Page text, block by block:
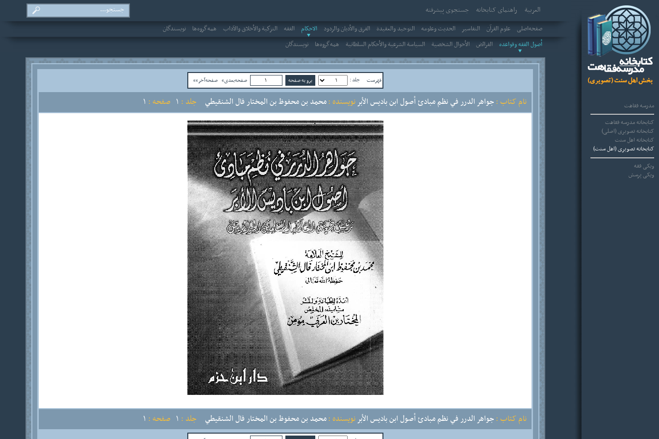
مدرسه فقاهت
کتابخانه مدرسه فقاهت
کتابخانه تصویری (اصلی)
کتابخانه اهل سنت
کتابخانه تصویری (اهل سنت)
ویکی فقه
ویکی پرسش
العربیة راهنمای کتابخانه
جستجوی پیشرفته
صفحه‌اصلی علوم القرآن التفاسير الحديث وعلومه التوحيد والعقيدة الفرق والأديان والردود الاحکام الفقه التزكية والأخلاق والآداب همه‌گروه‌ها
نویسندگان
أصول الفقه وقواعده الفرائض الأحوال الشخصية السياسة الشرعية والأحكام السلطانية همه‌گروه‌ها نویسندگان
فهرست جلد : صفحه‌بعدی» صفحه‌آخر»»
نام کتاب :جواهر الدرر في نظم مبادئ أصول ابن باديس الأبرنویسنده :محمد بن محفوظ بن المختار فال الشنقيطي جلد : صفحه :
نام کتاب :جواهر الدرر في نظم مبادئ أصول ابن باديس الأبرنویسنده :محمد بن محفوظ بن المختار فال الشنقيطي جلد : صفحه :